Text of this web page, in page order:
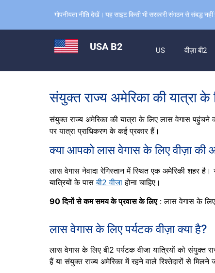
गोपनीयता नीति देखें। यह साइट किसी भी सरकारी संगठन से संबद्ध
USA B2 US वीज़ा बी2
संयुक्त राज्य अमेरिका की यात्रा के
संयुक्त राज्य अमेरिका की यात्रा के लिए लास वेगास पहुंचने
पर यात्रा प्राधिकरण के कई प्रकार हैं।
क्या आपको लास वेगास के लिए वीज़ा की
लास वेगास नेवादा रेगिस्तान में स्थित एक अमेरिकी शहर
यात्रियों के पासबी2 वीजा होना चाहिए।
90 दिनों से कम समय के प्रवास के लिए: लास वेगास के
लास वेगास के लिए पर्यटक वीज़ा क्या है?
लास वेगास के लिए बी2 पर्यटक वीजा यात्रियों को संयुक्त
हैं या संयुक्त राज्य अमेरिका में रहने वाले रिश्तेदारों से